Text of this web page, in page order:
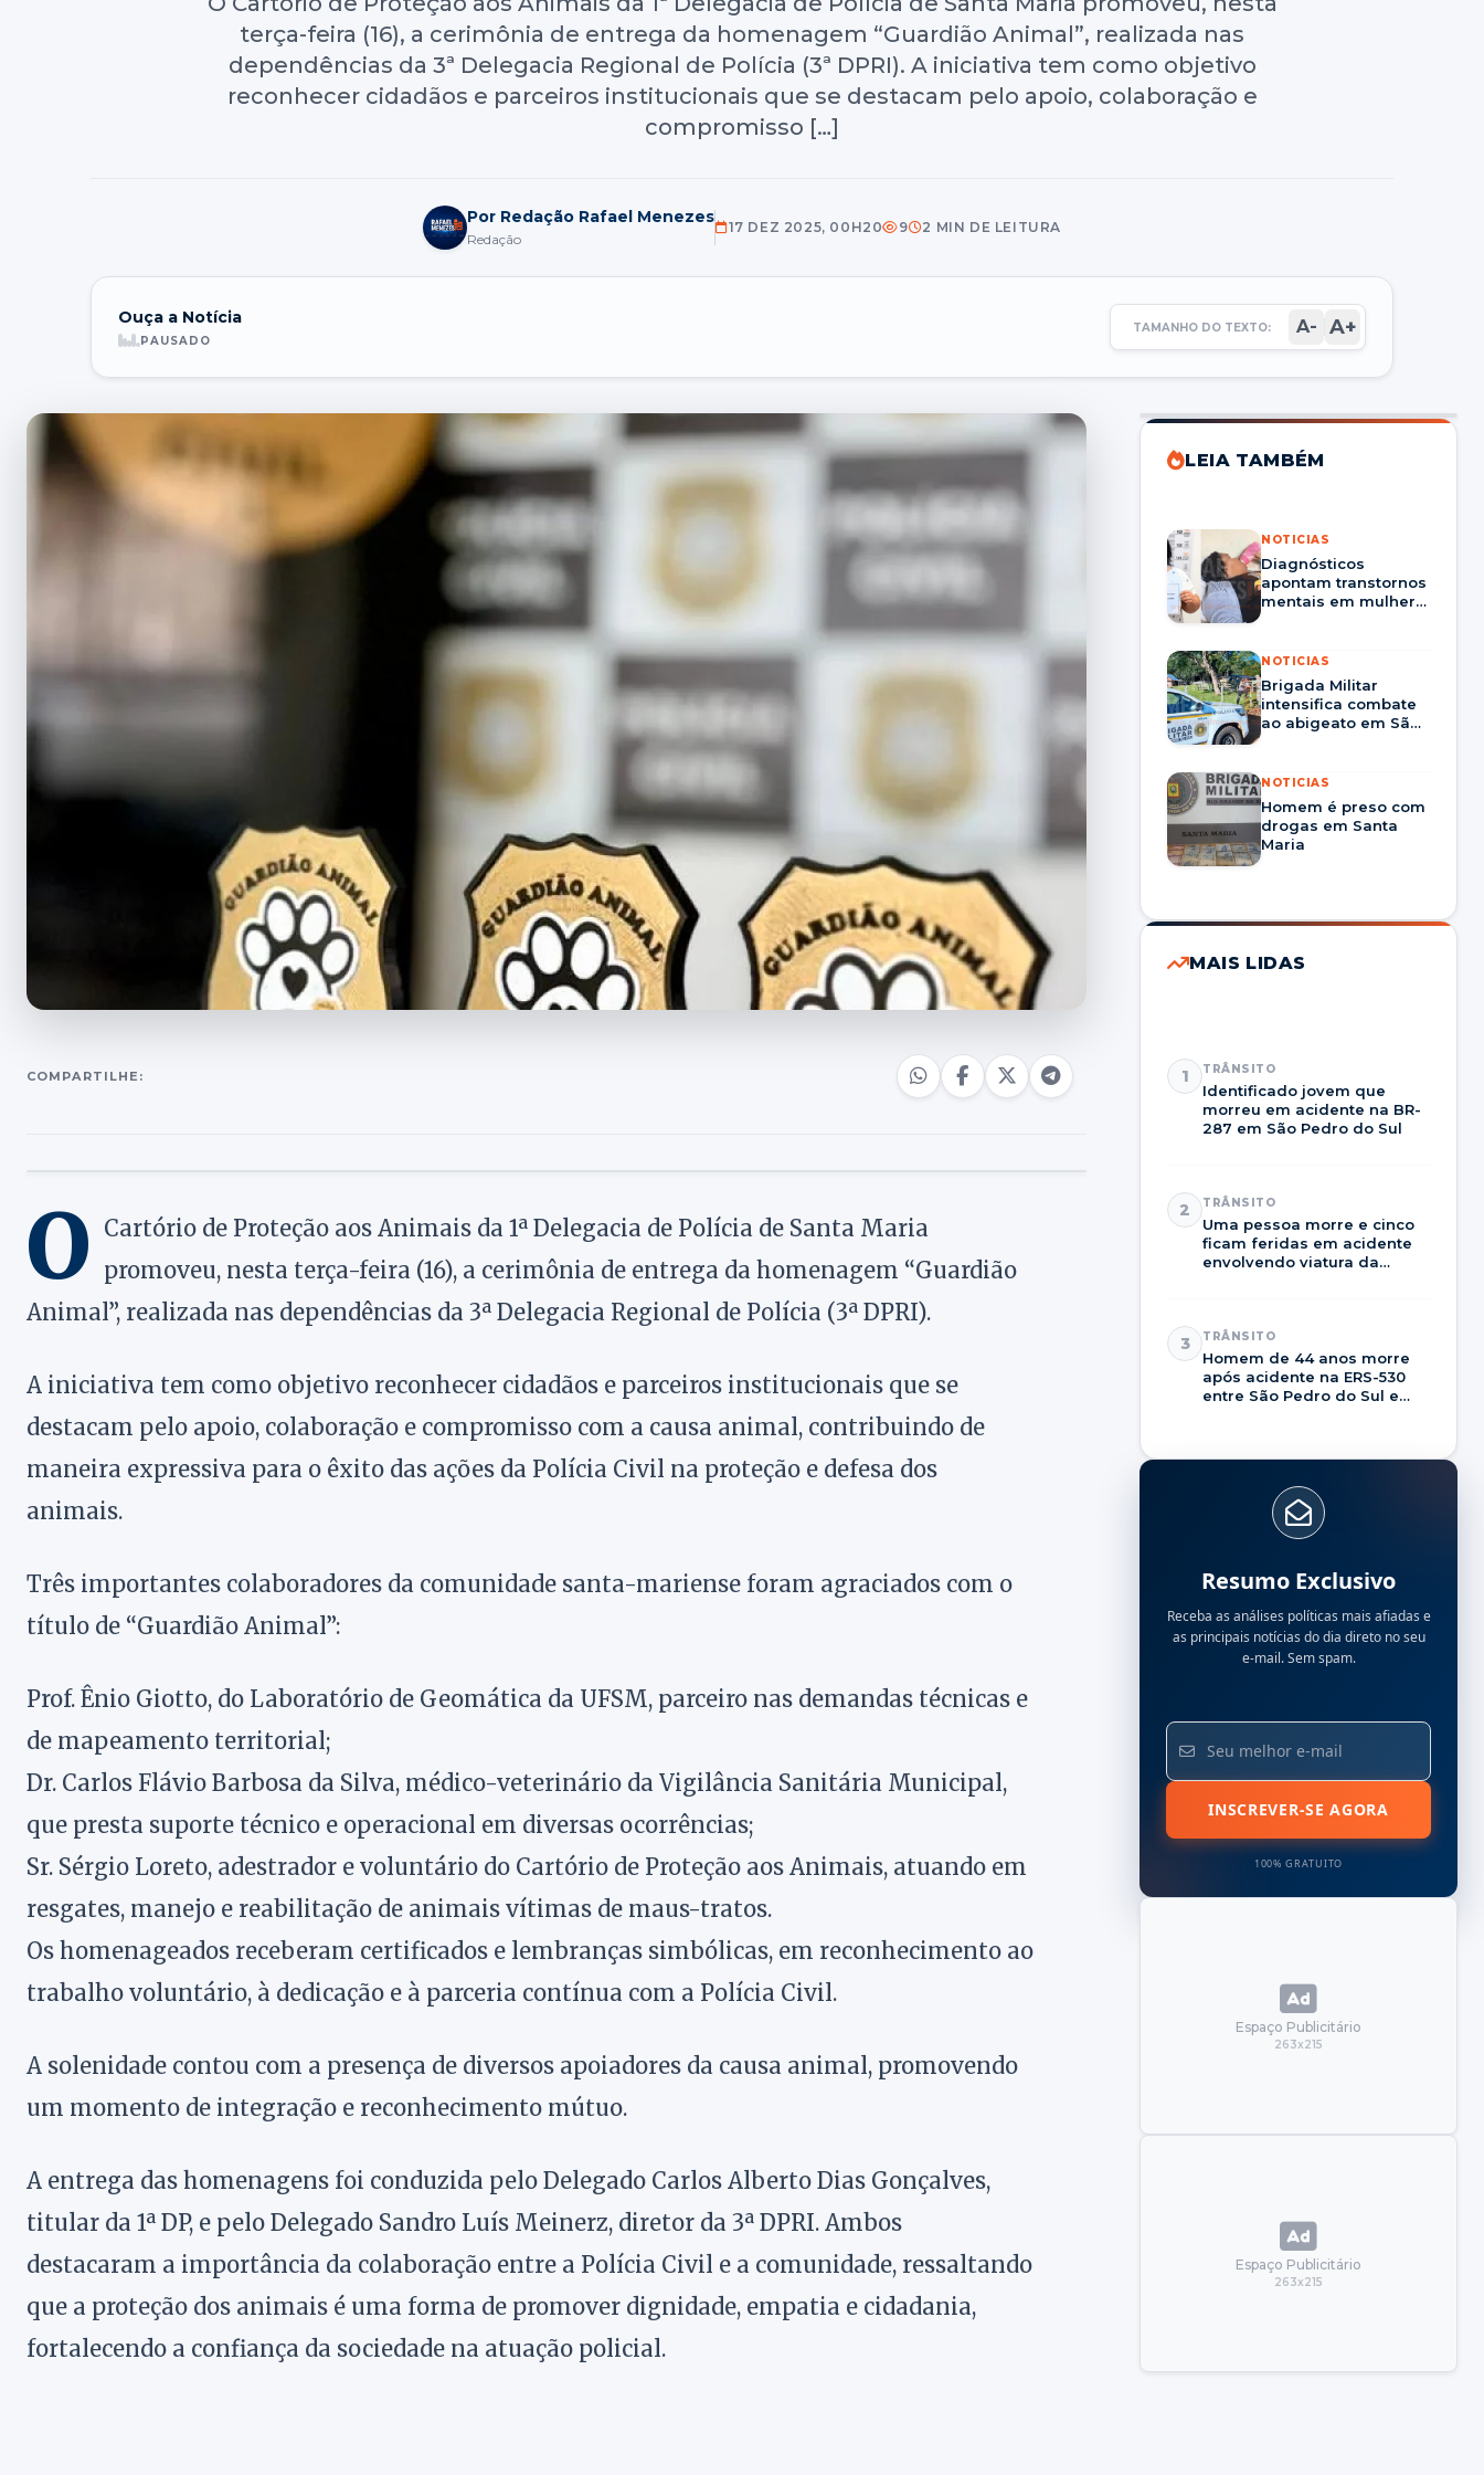
terça-feira (16), a cerimônia de entrega da homenagem “Guardião Animal”, realizada nas
dependências da 3ª Delegacia Regional de Polícia (3ª DPRI). A iniciativa tem como objetivo
reconhecer cidadãos e parceiros institucionais que se destacam pelo apoio, colaboração e
compromisso […]
Por Redação Rafael Menezes
Redação
17 DEZ 2025, 00H20 9 2 MIN DE LEITURA
Ouça a Notícia
PAUSADO
TAMANHO DO TEXTO: A- A+
COMPARTILHE:
O Cartório de Proteção aos Animais da 1ª Delegacia de Polícia de Santa Maria
promoveu, nesta terça-feira (16), a cerimônia de entrega da homenagem “Guardião
Animal”, realizada nas dependências da 3ª Delegacia Regional de Polícia (3ª DPRI).
A iniciativa tem como objetivo reconhecer cidadãos e parceiros institucionais que se
destacam pelo apoio, colaboração e compromisso com a causa animal, contribuindo de
maneira expressiva para o êxito das ações da Polícia Civil na proteção e defesa dos
animais.
Três importantes colaboradores da comunidade santa-mariense foram agraciados com o
título de “Guardião Animal”:
Prof. Ênio Giotto, do Laboratório de Geomática da UFSM, parceiro nas demandas técnicas e
de mapeamento territorial;
Dr. Carlos Flávio Barbosa da Silva, médico-veterinário da Vigilância Sanitária Municipal,
que presta suporte técnico e operacional em diversas ocorrências;
Sr. Sérgio Loreto, adestrador e voluntário do Cartório de Proteção aos Animais, atuando em
resgates, manejo e reabilitação de animais vítimas de maus-tratos.
Os homenageados receberam certificados e lembranças simbólicas, em reconhecimento ao
trabalho voluntário, à dedicação e à parceria contínua com a Polícia Civil.
A solenidade contou com a presença de diversos apoiadores da causa animal, promovendo
um momento de integração e reconhecimento mútuo.
A entrega das homenagens foi conduzida pelo Delegado Carlos Alberto Dias Gonçalves,
titular da 1ª DP, e pelo Delegado Sandro Luís Meinerz, diretor da 3ª DPRI. Ambos
destacaram a importância da colaboração entre a Polícia Civil e a comunidade, ressaltando
que a proteção dos animais é uma forma de promover dignidade, empatia e cidadania,
fortalecendo a confiança da sociedade na atuação policial.
LEIA TAMBÉM
NOTICIAS
Diagnósticos
apontam transtornos
mentais em mulher
enganou órgãos
públicos.
NOTICIAS
Brigada Militar
intensifica combate
ao abigeato em São
NOTICIAS
Homem é preso com
drogas em Santa
Maria
MAIS LIDAS
1 TRÂNSITO
Identificado jovem que
morreu em acidente na BR-
287 em São Pedro do Sul
2 TRÂNSITO
Uma pessoa morre e cinco
ficam feridas em acidente
envolvendo viatura da
3 TRÂNSITO
Homem de 44 anos morre
após acidente na ERS-530
entre São Pedro do Sul e
Resumo Exclusivo
Receba as análises políticas mais afiadas e
as principais notícias do dia direto no seu
e-mail. Sem spam.
INSCREVER-SE AGORA
100% GRATUITO
Espaço Publicitário
263x215
Espaço Publicitário
263x215